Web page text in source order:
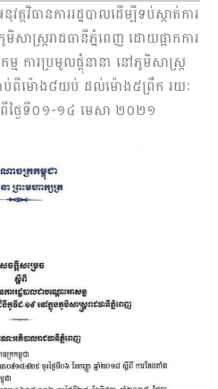
ត្តវិធានការរដ្ឋបាលដើម្បីទប់ស្កាត់ការ
ាស្ត្ររាជធានីភ្នំពេញ ដោយផ្អាកការ
ម្ម ការប្រមូលផ្តុំនានា នៅភូមិសាស្រ្ត
ាប់ពីម៉ោង៨យប់ ដល់ម៉ោង៥ព្រឹក រយៈ
ថ្ងៃទី០១-១៤ មេសា ២០២១